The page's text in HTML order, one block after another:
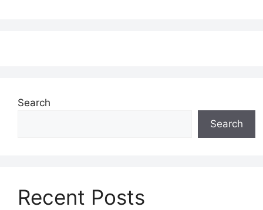
Search
Search
Recent Posts